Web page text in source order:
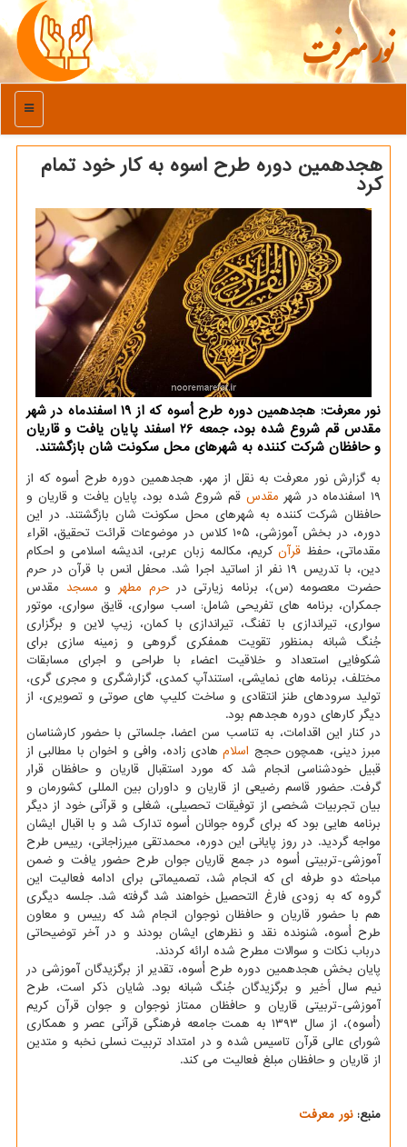
نور معرفت
منو
هجدهمین دوره طرح اسوه به کار خود تمام
کرد
نور معرفت: هجدهمین دوره طرح اُسوه که از ۱۹ اسفندماه در شهر
مقدس قم شروع شده بود، جمعه ۲6 اسفند پایان یافت و قاریان
و حافظان شرکت کننده به شهرهای محل سکونت شان بازگشتند.
به گزارش نور معرفت به نقل از مهر، هجدهمین دوره طرح اُسوه که از
۱۹ اسفندماه در شهر
مقدس قم شروع شده بود، پایان یافت و قاریان و
حافظان شرکت کننده به شهرهای محل سکونت شان بازگشتند. در این
دوره، در بخش آموزشی، ۱۰۵ کلاس در موضوعات قرائت تحقیق، اقراء
مقدماتی، حفظقرآن کریم، مکالمه زبان عربی، اندیشه اسلامی و احکام
دین، با تدریس ۱۹ نفر از اساتید اجرا شد. محفل انس با قرآن در حرم
حضرت معصومه (س)، برنامه زیارتی درحرم مطهر و مسجد مقدس
جمکران، برنامه های تفریحی شامل: اسب سواری، قایق سواری، موتور
سواری، تیراندازی با تفنگ، تیراندازی با کمان، زیپ لاین و برگزاری
جُنگ شبانه بمنظور تقویت همفکری گروهی و زمینه سازی برای
شکوفایی استعداد و خلاقیت اعضاء با طراحی و اجرای مسابقات
مختلف، برنامه های نمایشی، استندآپ کمدی، گزارشگری و مجری گری،
تولید سرودهای طنز انتقادی و ساخت کلیپ های صوتی و تصویری، از
دیگر کارهای دوره هجدهم بود.
در کنار این اقدامات، به تناسب سن اعضا، جلساتی با حضور کارشناسان
مبرز دینی، همچون حجج اسلامهادی زاده، وافی و اخوان با مطالبی از
قبیل خودشناسی انجام شد که مورد استقبال قاریان و حافظان قرار
گرفت. حضور قاسم رضیعی از قاریان و داوران بین المللی کشورمان و
بیان تجربیات شخصی از توفیقات تحصیلی، شغلی و قرآنی خود از دیگر
برنامه هایی بود که برای گروه جوانان اُسوه تدارک شد و با اقبال ایشان
مواجه گردید. در روز پایانی این دوره، محمدتقی میرزاجانی، رییس طرح
آموزشی-تربیتی اُسوه در جمع قاریان جوان طرح حضور یافت و ضمن
مباحثه دو طرفه ای که انجام شد، تصمیماتی برای ادامه فعالیت این
گروه که به زودی فارغ التحصیل خواهند شد گرفته شد. جلسه دیگری
هم با حضور قاریان و حافظان نوجوان انجام شد که رییس و معاون
طرح اُسوه، شنونده نقد و نظرهای ایشان بودند و در آخر توضیحاتی
درباب نکات و سوالات مطرح شده ارائه کردند.
پایان بخش هجدهمین دوره طرح اُسوه، تقدیر از برگزیدگان آموزشی در
نیم سال أخیر و برگزیدگان جُنگ شبانه بود. شایان ذکر است، طرح
آموزشی-تربیتی قاریان و حافظان ممتاز نوجوان و جوان قرآن کریم
(اُسوه)، از سال ۱۳۹۳ به همت جامعه فرهنگی قرآنی عصر و همکاری
شورای عالی قرآن تاسیس شده و در امتداد تربیت نسلی نخبه و متدین
از قاریان و حافظان مبلغ فعالیت می کند.
منبع:نور معرفت